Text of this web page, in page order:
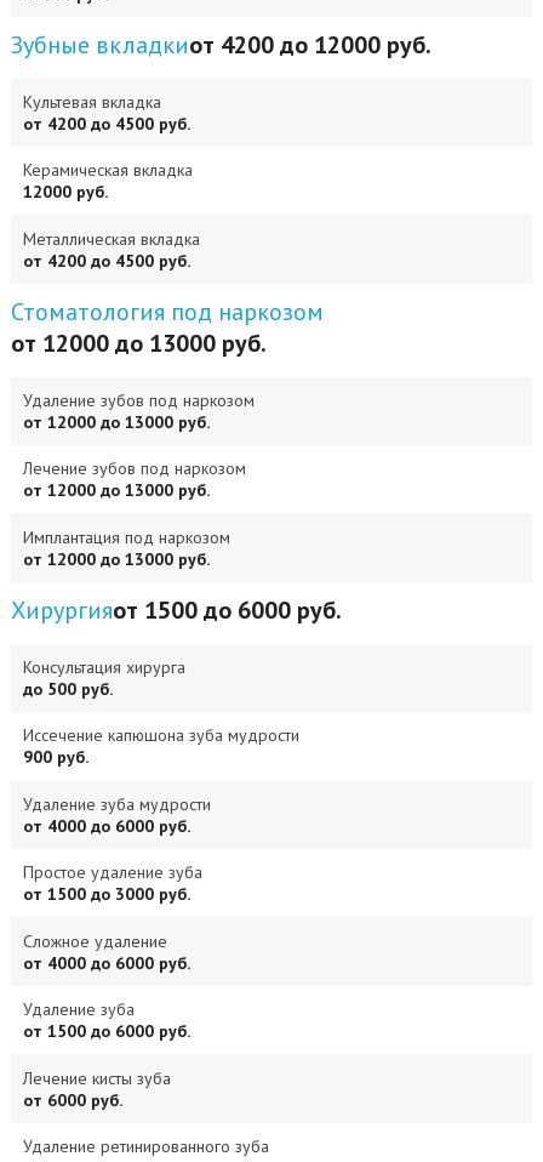
Зубные вкладкиот 4200 до 12000 руб.
Культевая вкладка
от 4200 до 4500 руб.
Керамическая вкладка
12000 руб.
Металлическая вкладка
от 4200 до 4500 руб.
Стоматология под наркозом
от 12000 до 13000 руб.
Удаление зубов под наркозом
от 12000 до 13000 руб.
Лечение зубов под наркозом
от 12000 до 13000 руб.
Имплантация под наркозом
от 12000 до 13000 руб.
Хирургияот 1500 до 6000 руб.
Консультация хирурга
до 500 руб.
Иссечение капюшона зуба мудрости
900 руб.
Удаление зуба мудрости
от 4000 до 6000 руб.
Простое удаление зуба
от 1500 до 3000 руб.
Сложное удаление
от 4000 до 6000 руб.
Удаление зуба
от 1500 до 6000 руб.
Лечение кисты зуба
от 6000 руб.
Удаление ретинированного зуба